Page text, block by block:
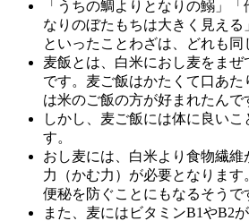
「うちの鯛よりとなりの鰯」
なりのぼたもちは大きく見える
といったことわざは、どれも同
麦飯とは、白米におし麦をまぜ
です。麦ご飯はかたくて口あ
は米のご飯の方が好まれたんで
しかし、麦ご飯には体に良い
す。
おし麦には、白米より食物繊維
力（かむ力）が必要となります
便秘を防ぐことにもなるそうで
また、麦にはビタミンB1やB2